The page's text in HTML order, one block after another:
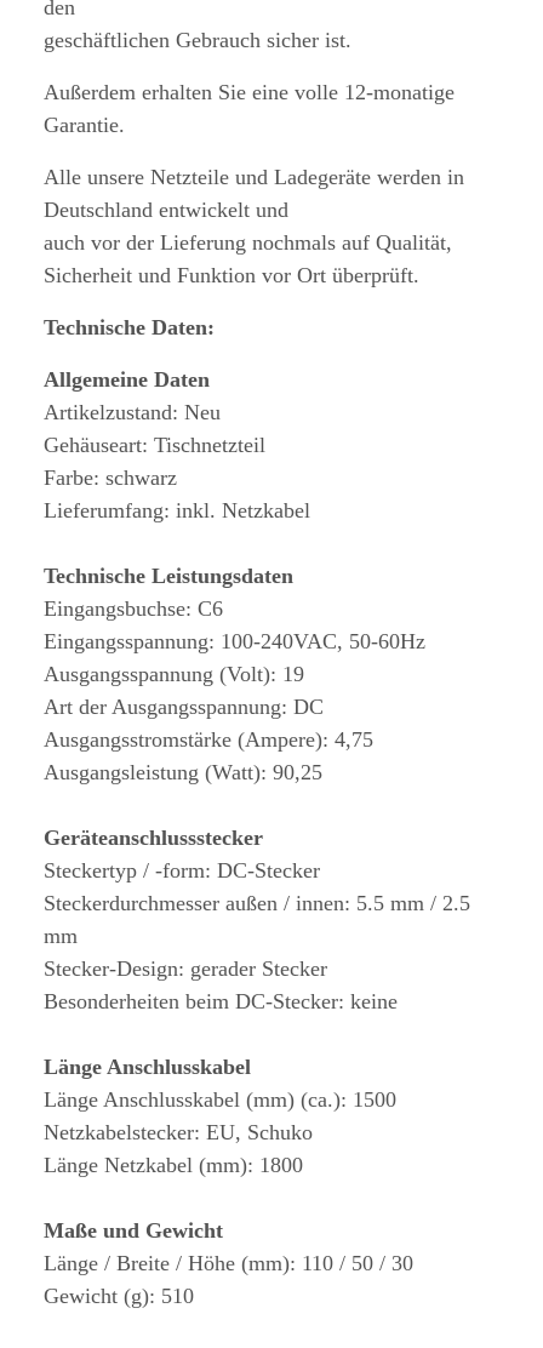
den
geschäftlichen Gebrauch sicher ist.
Außerdem erhalten Sie eine volle 12-monatige
Garantie.
Alle unsere Netzteile und Ladegeräte werden in
Deutschland entwickelt und
auch vor der Lieferung nochmals auf Qualität,
Sicherheit und Funktion vor Ort überprüft.
Technische Daten:
Allgemeine Daten
Artikelzustand: Neu
Gehäuseart: Tischnetzteil
Farbe: schwarz
Lieferumfang: inkl. Netzkabel
Technische Leistungsdaten
Eingangsbuchse: C6
Eingangsspannung: 100-240VAC, 50-60Hz
Ausgangsspannung (Volt): 19
Art der Ausgangsspannung: DC
Ausgangsstromstärke (Ampere): 4,75
Ausgangsleistung (Watt): 90,25
Geräteanschlussstecker
Steckertyp / -form: DC-Stecker
Steckerdurchmesser außen / innen: 5.5 mm / 2.5
mm
Stecker-Design: gerader Stecker
Besonderheiten beim DC-Stecker: keine
Länge Anschlusskabel
Länge Anschlusskabel (mm) (ca.): 1500
Netzkabelstecker: EU, Schuko
Länge Netzkabel (mm): 1800
Maße und Gewicht
Länge / Breite / Höhe (mm): 110 / 50 / 30
Gewicht (g): 510